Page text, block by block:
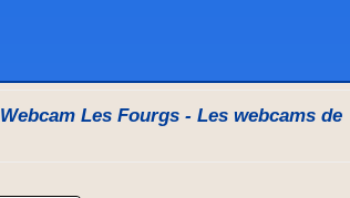
Webcam Les Fourgs - Les webcams de